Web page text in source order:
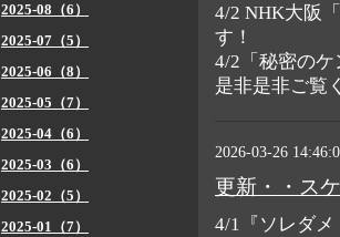
4/2 NHK大阪
す！
4/2「秘密のケ
是非是非ご覧
2026-03-26
更新・・ス
4/1『ソレダ
2025-08（6）
2025-07（5）
2025-06（8）
2025-05（7）
2025-04（6）
2025-03（6）
2025-02（5）
2025-01（7）